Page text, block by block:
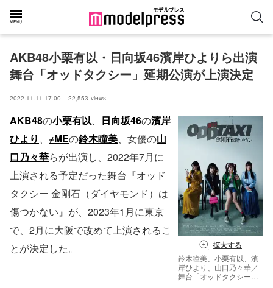
AKB48小栗有以・日向坂46濱岸ひよりら出演
舞台「オッドタクシー」延期公演が上演決定
2022.11.11 17:00 22,553 views
拡大する
鈴木瞳美、小栗有以、濱
岸ひより、山口乃々華／
舞台「オッドタクシー」
AKB48の小栗有以、 日向坂46の濱岸
ひより 、 ≠MEの鈴木瞳美、女優の山
口乃々華らが出演し、2022年7月に
上演される予定だった舞台『オッド
タクシー 金剛石（ダイヤモンド）は
傷つかない』が、2023年1月に東京
で、2月に大阪で改めて上演されるこ
とが決定した。